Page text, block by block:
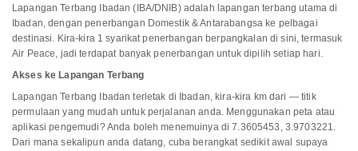
Lapangan Terbang Ibadan (IBA/DNIB) adalah lapangan terbang utama di
Ibadan, dengan penerbangan Domestik & Antarabangsa ke pelbagai
destinasi. Kira-kira 1 syarikat penerbangan berpangkalan di sini, termasuk
Air Peace, jadi terdapat banyak penerbangan untuk dipilih setiap hari.
Akses ke Lapangan Terbang
Lapangan Terbang Ibadan terletak di Ibadan, kira-kira km dari — titik
permulaan yang mudah untuk perjalanan anda. Menggunakan peta atau
aplikasi pengemudi? Anda boleh menemuinya di 7.3605453, 3.9703221.
Dari mana sekalipun anda datang, cuba berangkat sedikit awal supaya